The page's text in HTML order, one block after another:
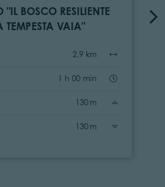
"IL BOSCO RESILIENTE
TEMPESTA VAIA"
2,9 km
1 h 00 min
130 m
130 m